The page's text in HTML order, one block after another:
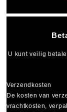
U kunt veilig
Verzendkosten
De kosten van
vrachtkosten,